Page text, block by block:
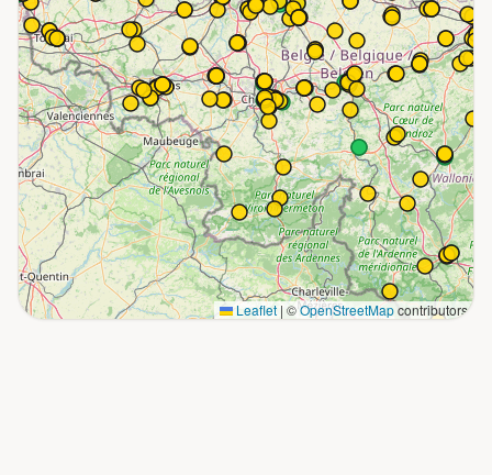
Leaflet | ©OpenStreetMapcontributors